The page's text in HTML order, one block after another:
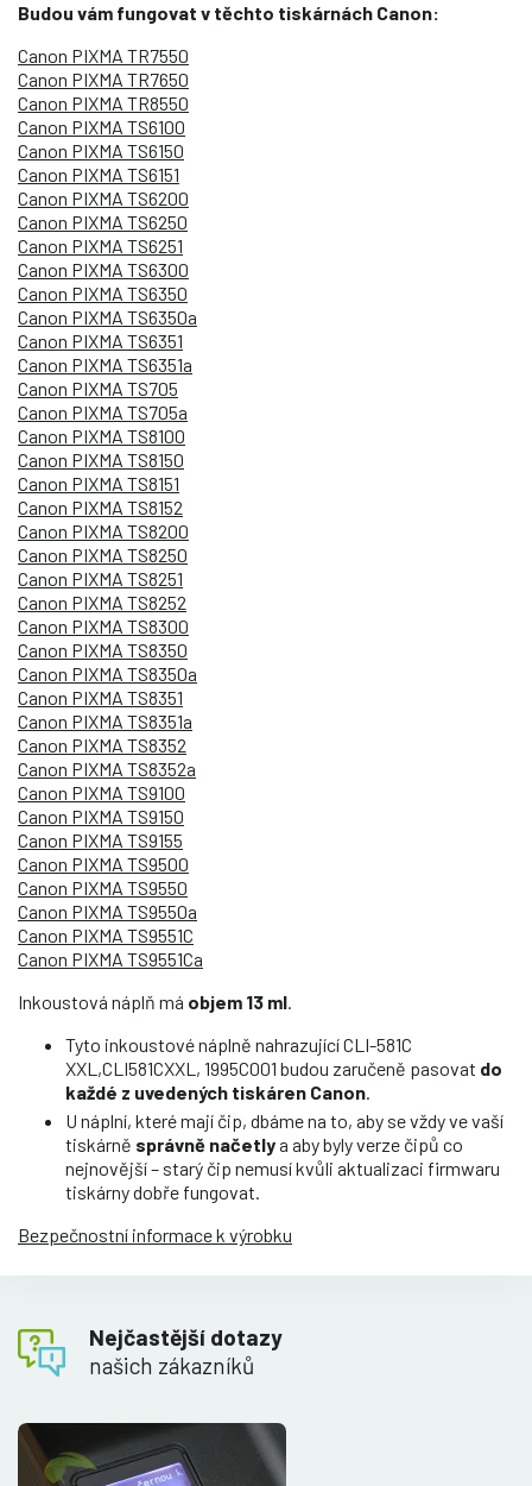
Budou vám fungovat v těchto tiskárnách Canon:
Canon PIXMA TR7550
Canon PIXMA TR7650
Canon PIXMA TR8550
Canon PIXMA TS6100
Canon PIXMA TS6150
Canon PIXMA TS6151
Canon PIXMA TS6200
Canon PIXMA TS6250
Canon PIXMA TS6251
Canon PIXMA TS6300
Canon PIXMA TS6350
Canon PIXMA TS6350a
Canon PIXMA TS6351
Canon PIXMA TS6351a
Canon PIXMA TS705
Canon PIXMA TS705a
Canon PIXMA TS8100
Canon PIXMA TS8150
Canon PIXMA TS8151
Canon PIXMA TS8152
Canon PIXMA TS8200
Canon PIXMA TS8250
Canon PIXMA TS8251
Canon PIXMA TS8252
Canon PIXMA TS8300
Canon PIXMA TS8350
Canon PIXMA TS8350a
Canon PIXMA TS8351
Canon PIXMA TS8351a
Canon PIXMA TS8352
Canon PIXMA TS8352a
Canon PIXMA TS9100
Canon PIXMA TS9150
Canon PIXMA TS9155
Canon PIXMA TS9500
Canon PIXMA TS9550
Canon PIXMA TS9550a
Canon PIXMA TS9551C
Canon PIXMA TS9551Ca
Inkoustová náplň má objem 13 ml.
Tyto inkoustové náplně nahrazující CLI-581C
XXL,CLI581CXXL, 1995C001 budou zaručeně pasovat do
každé z uvedených tiskáren Canon.
U náplní, které mají čip, dbáme na to, aby se vždy ve vaší
tiskárně správně načetlya aby byly verze čipů co
nejnovější – starý čip nemusí kvůli aktualizaci firmwaru
tiskárny dobře fungovat.
Bezpečnostní informace k výrobku
Nejčastější dotazy
našich zákazníků